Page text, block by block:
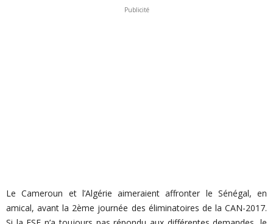
Publicité
Le Cameroun et l’Algérie aimeraient affronter le Sénégal, en
amical, avant la 2ème journée des éliminatoires de la CAN-2017.